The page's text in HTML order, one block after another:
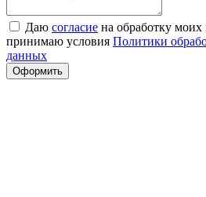
Даю согласие на обработку
принимаю условия Политики
данных
Оформить